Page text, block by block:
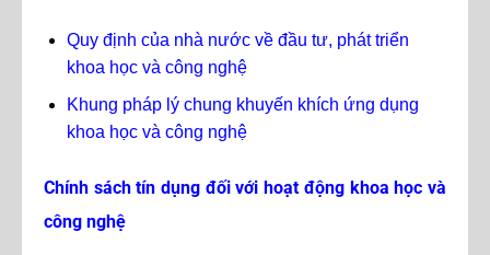
Quy định của nhà nước về đầu tư, phát triển
khoa học và công nghệ
Khung pháp lý chung khuyến khích ứng dụng
khoa học và công nghệ
Chính sách tín dụng đối với hoạt động khoa học và
công nghệ